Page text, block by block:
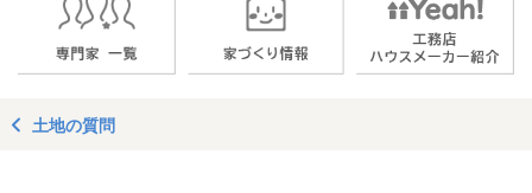
土地の質問